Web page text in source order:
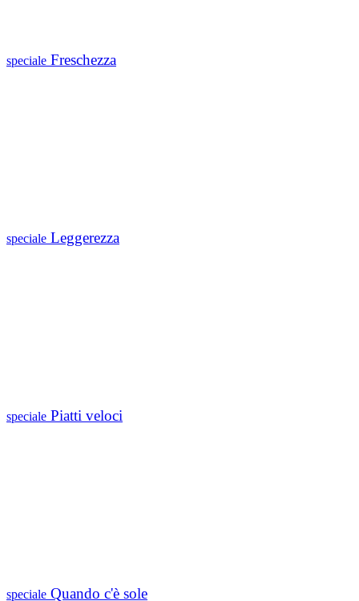
speciale Freschezza
speciale Leggerezza
speciale Piatti veloci
speciale Quando c'è sole